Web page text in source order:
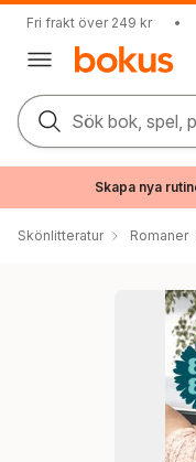
Fri frakt över 249 kr •
Sök bok, spel,
Skapa nya
Skönlitteratur Romaner